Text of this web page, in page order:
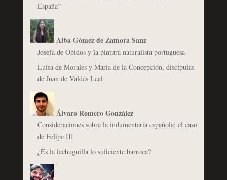
España”
Alba Gómez de Zamora Sanz
Josefa de Óbidos y la pintura naturalista portuguesa
Luisa de Morales y María de la Concepción, discípulas
de Juan de Valdés Leal
Álvaro Romero González
Consideraciones sobre la indumentaria española: el caso
de Felipe III
¿Es la lechuguilla lo suficiente barroca?